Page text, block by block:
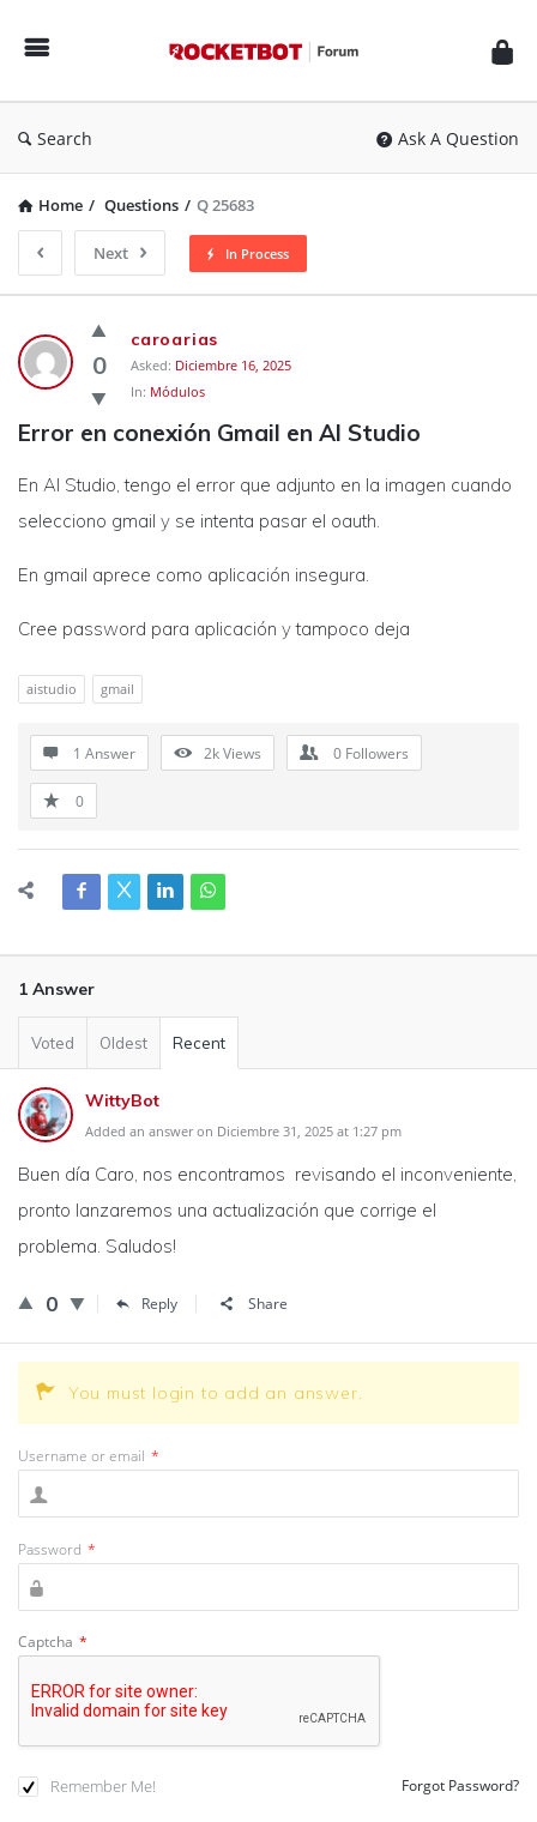
Forum
Search Ask A Question
Home / Questions / Q 25683
Next In Process
Rocketbot
Forum
Latest
Questions
0
caroarias
Asked: Diciembre 16, 2025
In: Módulos
Error en conexión Gmail en AI Studio
En AI Studio, tengo el error que adjunto en la imagen cuando
selecciono gmail y se intenta pasar el oauth.
En gmail aprece como aplicación insegura.
Cree password para aplicación y tampoco deja
aistudio gmail
1 Answer 2kViews 0 Followers
0
1 Answer
Voted Oldest Recent
WittyBot
Added an answer on Diciembre 31, 2025 at 1:27 pm
Buen día Caro, nos encontramos revisando el inconveniente,
pronto lanzaremos una actualización que corrige el
problema. Saludos!
0 Reply Share
You must login to add an answer.
Username or email *
Password *
Captcha *
Remember Me! Forgot Password?